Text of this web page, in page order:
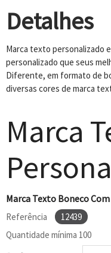
Detalhes
Marca texto personalizado
personalizado que seus
Diferente, em formato de
diversas cores de marca
Marca
Marca Texto Boneco
Referência
12439
Quantidade mínima 100